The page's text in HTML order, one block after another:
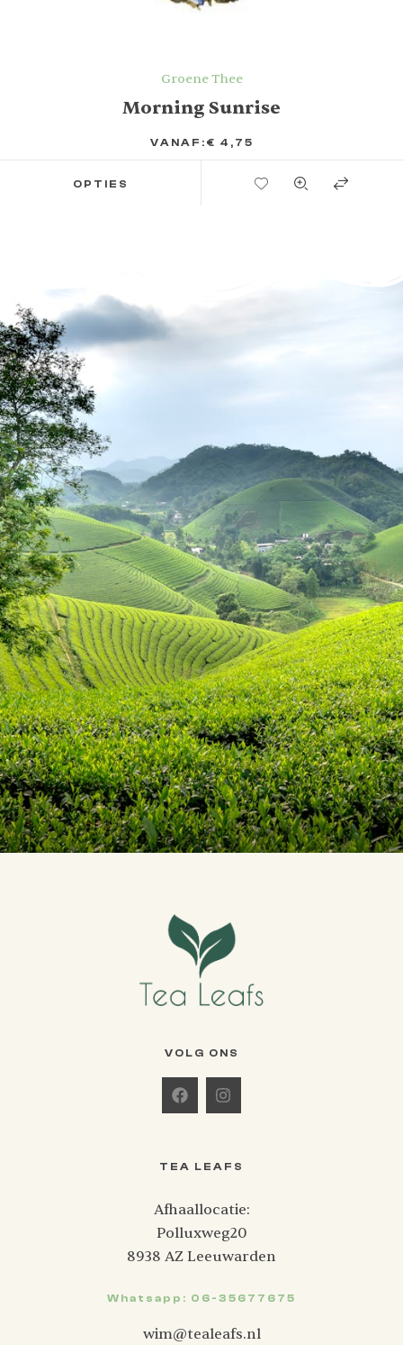
Groene Thee
Morning Sunrise
VANAF: € 4,75
OPTIES
VOLG ONS
TEA LEAFS
Afhaallocatie:
Polluxweg20
8938 AZ Leeuwarden
Whatsapp: 06-35677675
wim@tealeafs.nl